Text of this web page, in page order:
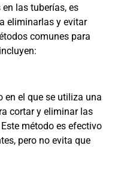
las tuberías, es
eliminarlas y evitar
comunes para
en el que se utiliza una
cortar y eliminar las
método es efectivo
pero no evita que